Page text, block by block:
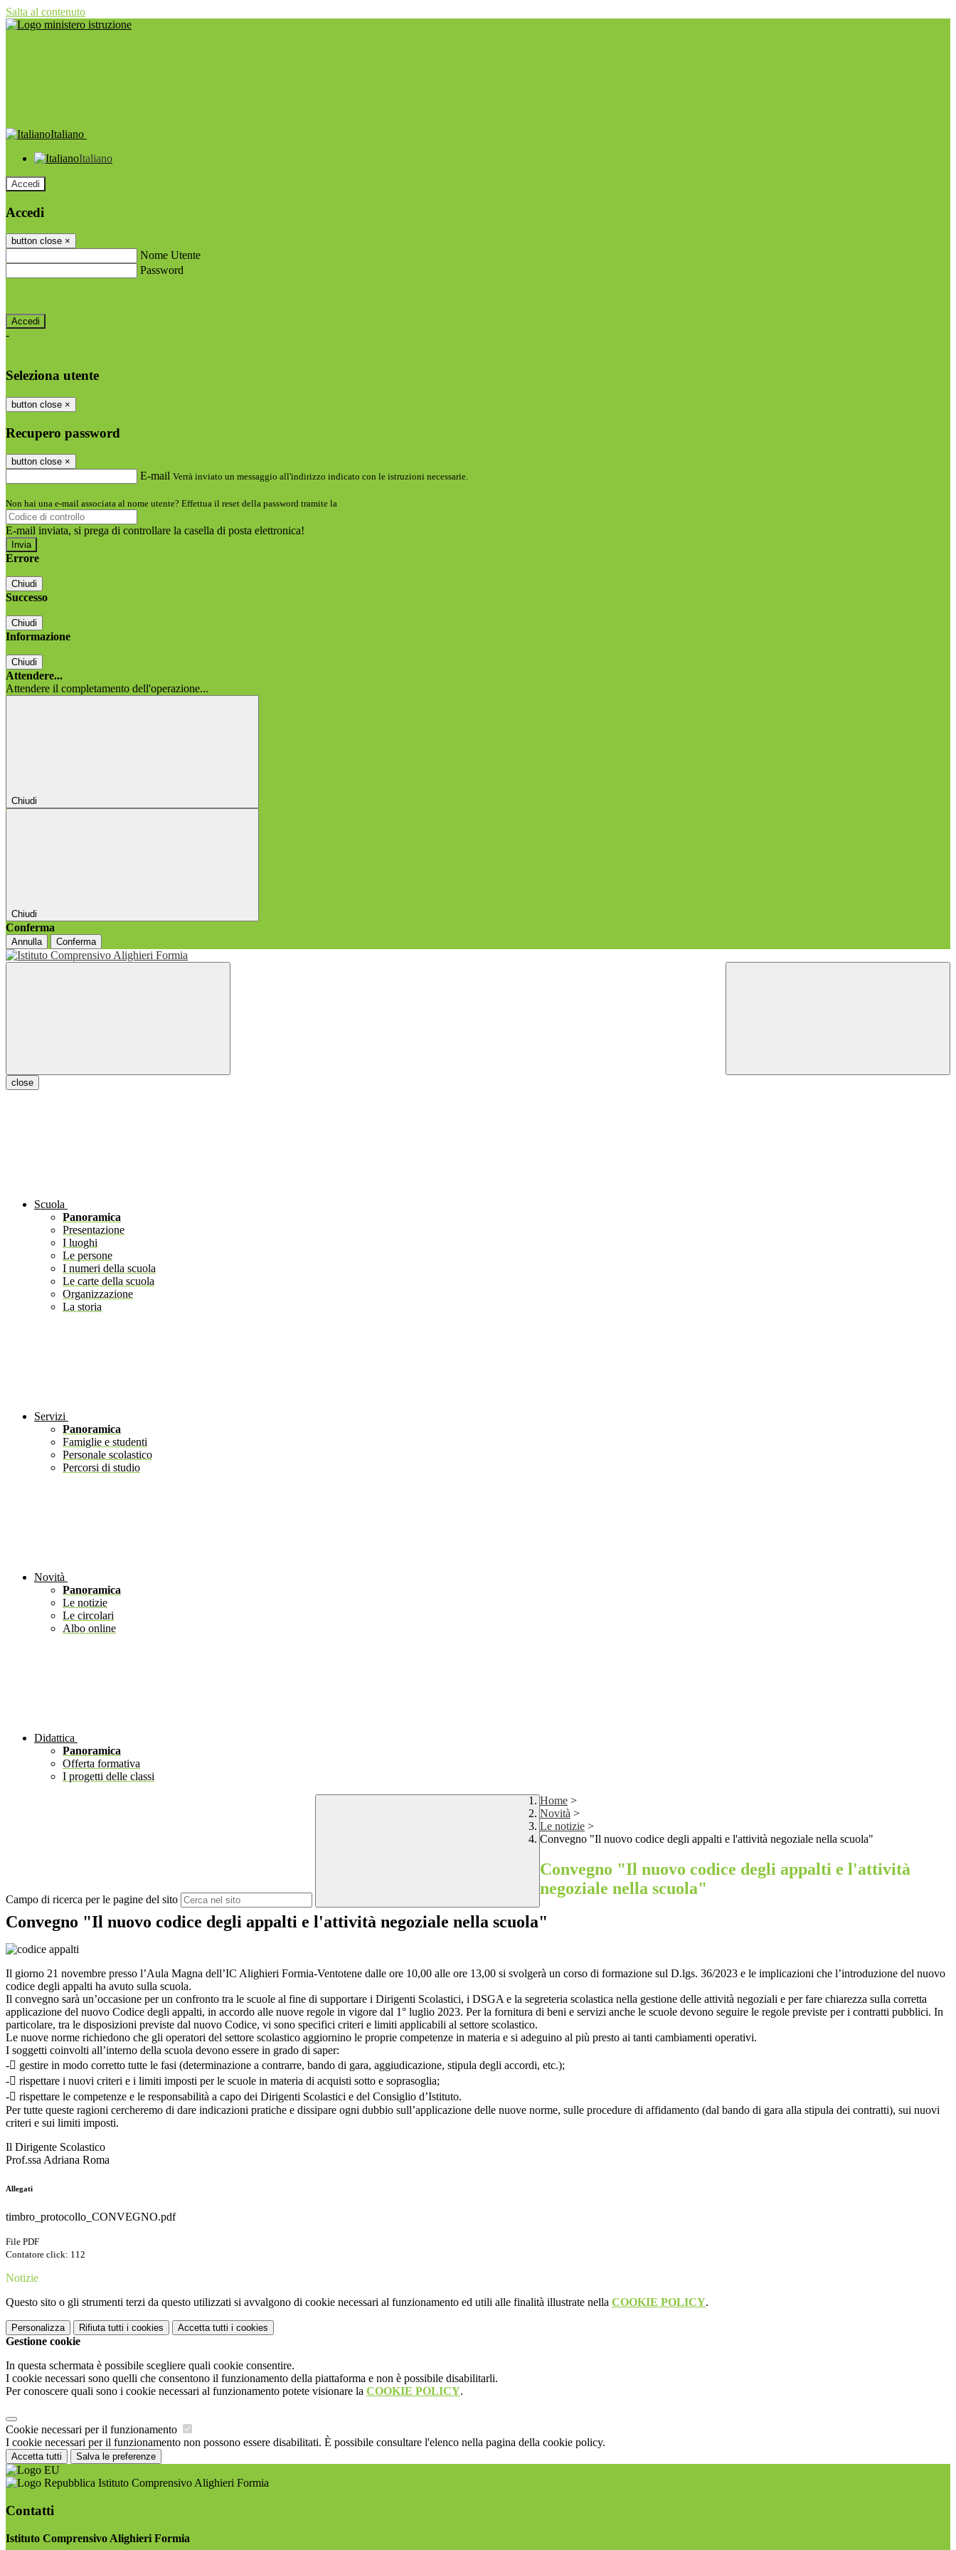
Salta al contenuto
Italiano
Italiano
Accedi
Accedi
button close ×
Nome Utente
Password
-
Seleziona utente
button close ×
Recupero password
button close ×
E-mail Verrà inviato un messaggio all'indirizzo indicato con le istruzioni necessarie.
Non hai una e-mail associata al nome utente? Effettua il reset della password tramite la
E-mail inviata, si prega di controllare la casella di posta elettronica!
Errore
Chiudi
Successo
Chiudi
Informazione
Chiudi
Attendere...
Attendere il completamento dell'operazione...
Chiudi
Chiudi
Conferma
Annulla Conferma
close
Scuola
Panoramica
Presentazione
I luoghi
Le persone
I numeri della scuola
Le carte della scuola
Organizzazione
La storia
Servizi
Panoramica
Famiglie e studenti
Personale scolastico
Percorsi di studio
Novità
Panoramica
Le notizie
Le circolari
Albo online
Didattica
Panoramica
Offerta formativa
I progetti delle classi
Campo di ricerca per le pagine del sito
Home >
Novità >
Le notizie >
Convegno "Il nuovo codice degli appalti e l'attività negoziale nella scuola"
Convegno "Il nuovo codice degli appalti e l'attività
negoziale nella scuola"
Convegno "Il nuovo codice degli appalti e l'attività negoziale nella scuola"
Il giorno 21 novembre presso l’Aula Magna dell’IC Alighieri Formia-Ventotene dalle ore 10,00 alle ore 13,00 si svolgerà un corso di formazione sul D.lgs. 36/2023 e le implicazioni che l’introduzione del nuovo
codice degli appalti ha avuto sulla scuola.
Il convegno sarà un’occasione per un confronto tra le scuole al fine di supportare i Dirigenti Scolastici, i DSGA e la segreteria scolastica nella gestione delle attività negoziali e per fare chiarezza sulla corretta
applicazione del nuovo Codice degli appalti, in accordo alle nuove regole in vigore dal 1° luglio 2023. Per la fornitura di beni e servizi anche le scuole devono seguire le regole previste per i contratti pubblici. In
particolare, tra le disposizioni previste dal nuovo Codice, vi sono specifici criteri e limiti applicabili al settore scolastico.
Le nuove norme richiedono che gli operatori del settore scolastico aggiornino le proprie competenze in materia e si adeguino al più presto ai tanti cambiamenti operativi.
I soggetti coinvolti all’interno della scuola devono essere in grado di saper:
- gestire in modo corretto tutte le fasi (determinazione a contrarre, bando di gara, aggiudicazione, stipula degli accordi, etc.);
- rispettare i nuovi criteri e i limiti imposti per le scuole in materia di acquisti sotto e soprasoglia;
- rispettare le competenze e le responsabilità a capo dei Dirigenti Scolastici e del Consiglio d’Istituto.
Per tutte queste ragioni cercheremo di dare indicazioni pratiche e dissipare ogni dubbio sull’applicazione delle nuove norme, sulle procedure di affidamento (dal bando di gara alla stipula dei contratti), sui nuovi
criteri e sui limiti imposti.
Il Dirigente Scolastico
Prof.ssa Adriana Roma
Allegati
timbro_protocollo_CONVEGNO.pdf
File PDF
Contatore click: 112
Notizie
Questo sito o gli strumenti terzi da questo utilizzati si avvalgono di cookie necessari al funzionamento ed utili alle finalità illustrate nella COOKIE POLICY.
Personalizza Rifiuta tutti i cookies Accetta tutti i cookies
Gestione cookie
In questa schermata è possibile scegliere quali cookie consentire.
I cookie necessari sono quelli che consentono il funzionamento della piattaforma e non è possibile disabilitarli.
Per conoscere quali sono i cookie necessari al funzionamento potete visionare la COOKIE POLICY.
Cookie necessari per il funzionamento
I cookie necessari per il funzionamento non possono essere disabilitati. È possibile consultare l'elenco nella pagina della cookie policy.
Accetta tutti Salva le preferenze
Istituto Comprensivo Alighieri Formia
Contatti
Istituto Comprensivo Alighieri Formia